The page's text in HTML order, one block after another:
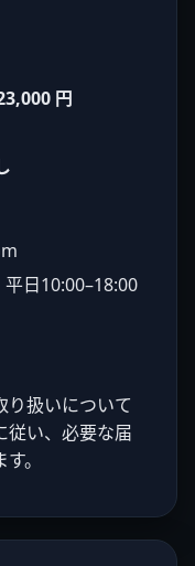
円
日10:00–18:00
り扱いについて
従い、必要な届
。